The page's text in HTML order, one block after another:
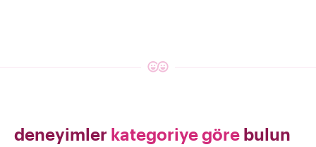
deneyimler kategoriye göre bulun